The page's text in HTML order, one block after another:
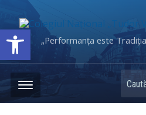
Deschide bara de unelte„Performanța este